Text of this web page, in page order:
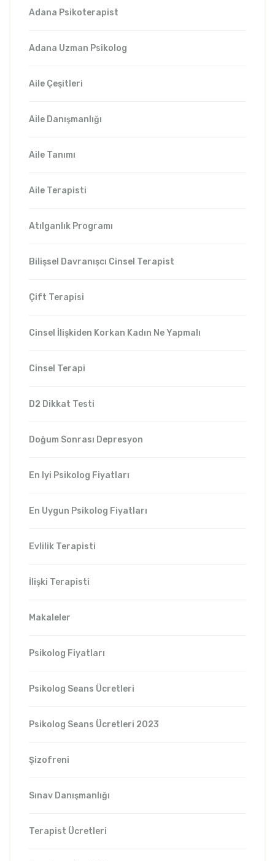
Adana Psikoterapist
Adana Uzman Psikolog
Aile Çeşitleri
Aile Danışmanlığı
Aile Tanımı
Aile Terapisti
Atılganlık Programı
Bilişsel Davranışcı Cinsel Terapist
Çift Terapisi
Cinsel İlişkiden Korkan Kadın Ne Yapmalı
Cinsel Terapi
D2 Dikkat Testi
Doğum Sonrası Depresyon
En Iyi Psikolog Fiyatları
En Uygun Psikolog Fiyatları
Evlilik Terapisti
İlişki Terapisti
Makaleler
Psikolog Fiyatları
Psikolog Seans Ücretleri
Psikolog Seans Ücretleri 2023
Şizofreni
Sınav Danışmanlığı
Terapist Ücretleri